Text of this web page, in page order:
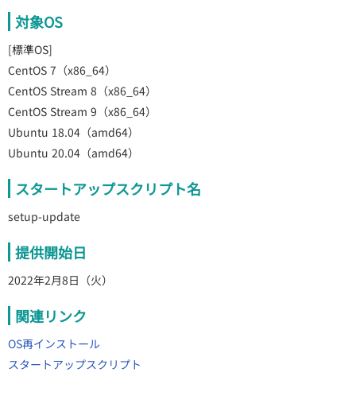
対象OS
[標準OS]
CentOS 7（x86_64）
CentOS Stream 8（x86_64）
CentOS Stream 9（x86_64）
Ubuntu 18.04（amd64）
Ubuntu 20.04（amd64）
スタートアップスクリプト名
setup-update
提供開始日
2022年2月8日（火）
関連リンク
OS再インストール
スタートアップスクリプト